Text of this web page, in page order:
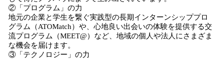
②「プログラム」の力
地元の企業と学生を繋ぐ実践型の長期インターンシッププロ
グラム（ATOMatch）や、心地良い出会いの体験を提供する交
流プログラム（MEET@）など、地域の個人や法人にさまざま
な機会を届けます。
③「テクノロジー」の力